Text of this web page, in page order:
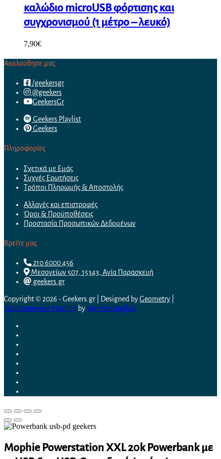
καλώδιο microUSB φόρτισης και
συγχρονισμού (1 μέτρο – λευκό)
7,90€
Ακολούθησε μας
/geekersgr
@geekers
GeekersGr
Geekers Playlist
Geekers
Πληροφορίες
Σχετικά με Εμάς
Συχνές Ερωτήσεις
Τρόποι Πληρωμής & Αποστολής
Αλλαγές και επιστροφές
Όροι & Προϋποθέσεις
Προστασία Προσωπικών Δεδομένων
Βρείτε μας
210 6000 456
Μεσογείων 507, 15343, Αγία Παρασκευή
geekers.gr
Copyright © 2026 - Geekers.gr | Designed byGeometry
Woocommerce Hosting byWebHosting|4U
Mophie Powerstation XXL 20k Powerbank με